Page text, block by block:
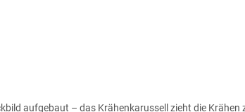
aufgebaut – das Krähenkarussell zieht die